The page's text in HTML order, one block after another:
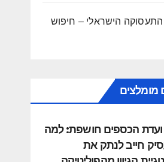
התעסוקה הישראלי – חיפוש
מומלצים
הכספים חושפת: למה
חייב לנתק את